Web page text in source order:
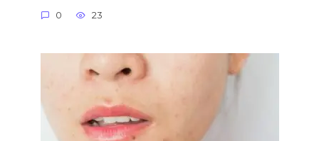
0 23